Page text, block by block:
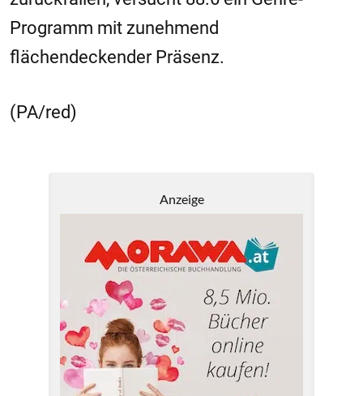
Programm mit zunehmend
flächendeckender Präsenz.
(PA/red)
Anzeige